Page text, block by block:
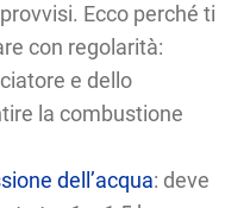
Ecco perché ti
con regolarità:
e dello
la combustione
dell’acqua: deve